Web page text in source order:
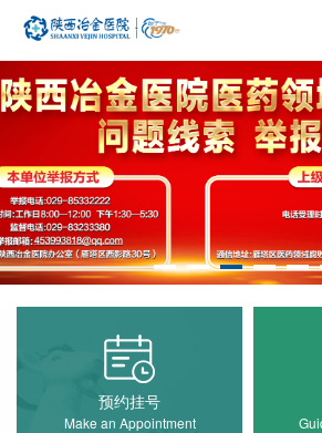
pc-
主
导
预约挂号
Make an Appointment